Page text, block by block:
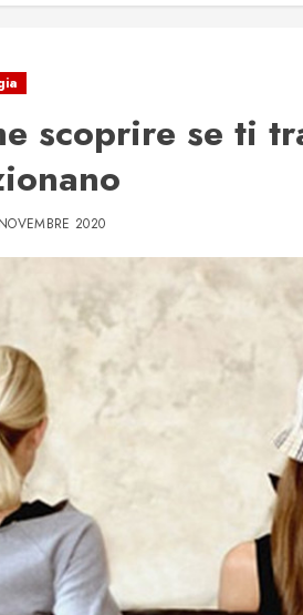
scoprire se ti
2020